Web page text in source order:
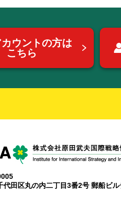
ウントの方は
こちら
代田区丸の内二丁目3番2号 郵船ビ